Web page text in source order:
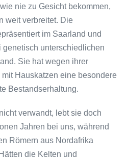
nie zu Gesicht bekommen,
weit verbreitet. Die
im Saarland und
unterschiedlichen
Sie hat wegen ihrer
Hauskatzen eine besondere
Bestandserhaltung.
verwandt, lebt sie doch
Jahren bei uns, während
Römern aus Nordafrika
die Kelten und